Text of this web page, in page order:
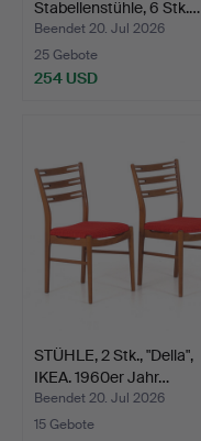
Stabellenstühle, 6 Stk.…
Beendet 20. Jul 2026
25 Gebote
254 USD
STÜHLE, 2 Stk., "Della",
IKEA. 1960er Jahr…
Beendet 20. Jul 2026
15 Gebote